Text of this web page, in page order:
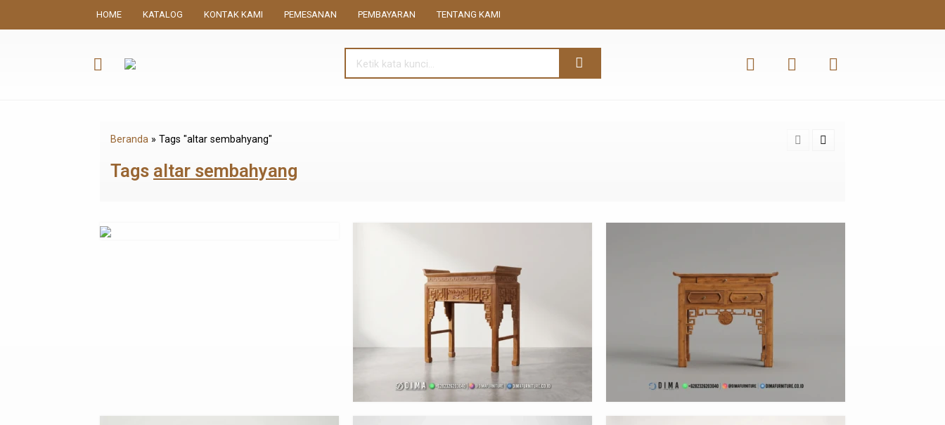
HOME KATALOG KONTAK KAMI PEMESANAN PEMBAYARAN TENTANG KAMI
Beranda » Tags "altar sembahyang"
Tags altar sembahyang